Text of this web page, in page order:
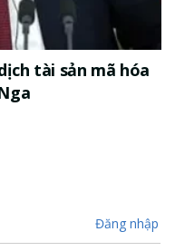
tài sản mã hóa
Đăng nhập